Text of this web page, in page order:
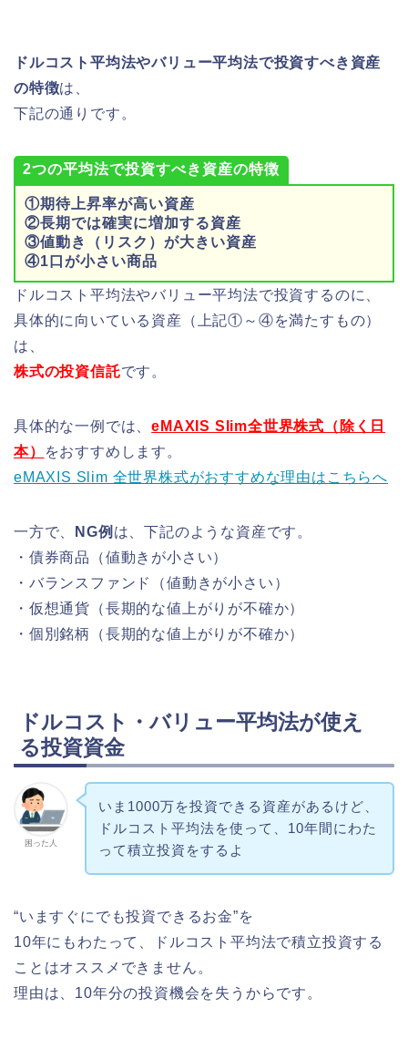
ドルコスト平均法やバリュー平均法で投資すべき資産
の特徴は、
下記の通りです。
2つの平均法で投資すべき資産の特徴
①期待上昇率が高い資産
②長期では確実に増加する資産
③値動き（リスク）が大きい資産
④1口が小さい商品
ドルコスト平均法やバリュー平均法で投資するのに、
具体的に向いている資産（上記①～④を満たすもの）
は、
株式の投資信託です。
具体的な一例では、eMAXIS Slim全世界株式（除く日
本）
をおすすめします。
eMAXIS Slim 全世界株式がおすすめな理由はこちらへ
一方で、 NG例 は、下記のような資産です。
・債券商品（値動きが小さい）
・バランスファンド（値動きが小さい）
・仮想通貨（長期的な値上がりが不確か）
・個別銘柄（長期的な値上がりが不確か）
ドルコスト・バリュー平均法が使え
る投資資金
困った人
いま1000万を投資できる資産があるけど、
ドルコスト平均法を使って、10年間にわた
って積立投資をするよ
“いますぐにでも投資できるお金”を
10年にもわたって、ドルコスト平均法で積立投資する
ことはオススメできません。
理由は、10年分の投資機会を失うからです。